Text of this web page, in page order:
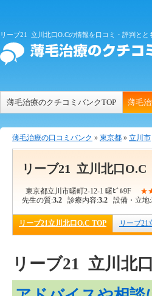
リーブ21 立川北口O.Cの情報を口コミ・評判とと
薄毛治療のクチコミバンクTOP 薄毛
薄毛治療の口コミバンク » 東京都 » 立川市
リーブ21 立川北口O.C
東京都立川市曙町2-12-1 曙ﾋﾞﾙ9F
先生の質:3.2 診療内容:3.2 設備・立地:
リーブ21立川北口O.C TOP リーブ21
リーブ21 立川北